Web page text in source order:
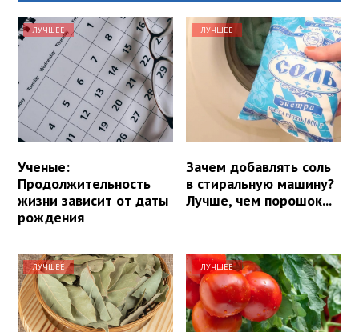
ЛУЧШЕЕ
Ученые:
Продолжительность
жизни зависит от даты
рождения
ЛУЧШЕЕ
Зачем добавлять соль
в стиральную машину?
Лучше, чем порошок...
ЛУЧШЕЕ ЛУЧШЕЕ